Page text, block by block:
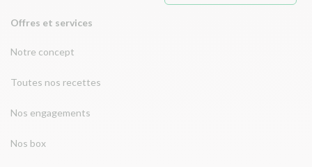
Offres et services
Notre concept
Toutes nos recettes
Nos engagements
Nos box